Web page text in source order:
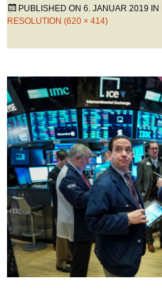
PUBLISHED ON 6. JANUAR 2019 IN
RESOLUTION (620 × 414)